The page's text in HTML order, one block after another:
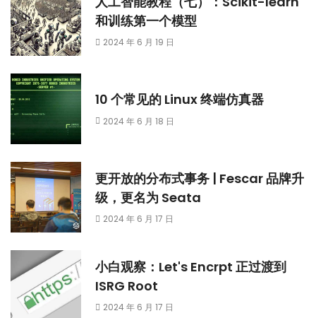
和训练第一个模型
2024 年 6 月 19 日
10 个常见的 Linux 终端仿真器
2024 年 6 月 18 日
更开放的分布式事务 | Fescar 品牌升
级，更名为 Seata
2024 年 6 月 17 日
小白观察：Let's Encrpt 正过渡到
ISRG Root
2024 年 6 月 17 日